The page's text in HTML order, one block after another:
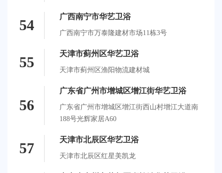
54
广西南宁市华艺卫浴
广西南宁市万泰隆建材市场11栋3号
55
天津市蓟州区华艺卫浴
天津市蓟州区渔阳物流建材城
56
广东省广州市增城区增江街华艺卫浴
广东省广州市增城区增江街西山村增江大道南
188号光辉家居A60
57
天津市北辰区华艺卫浴
天津市北辰区红星美凯龙